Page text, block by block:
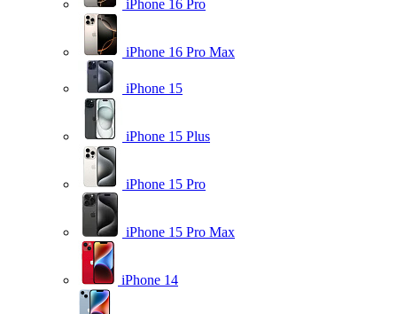
iPhone 16 Pro
iPhone 16 Pro Max
iPhone 15
iPhone 15 Plus
iPhone 15 Pro
iPhone 15 Pro Max
iPhone 14